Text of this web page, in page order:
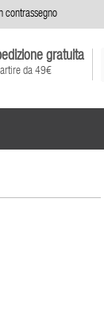
contrassegno
gratuita
da 49€